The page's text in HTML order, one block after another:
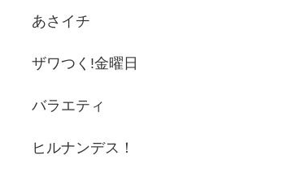
あさイチ
ザワつく!金曜日
バラエティ
ヒルナンデス！